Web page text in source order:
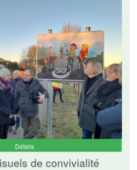
Détails
de convivialité